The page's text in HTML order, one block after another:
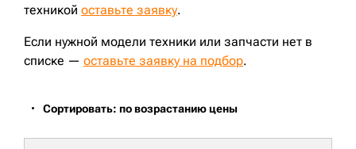
техникой оставьте заявку.
Если нужной модели техники или запчасти нет в
списке — оставьте заявку на подбор.
Сортировать: по возрастанию цены